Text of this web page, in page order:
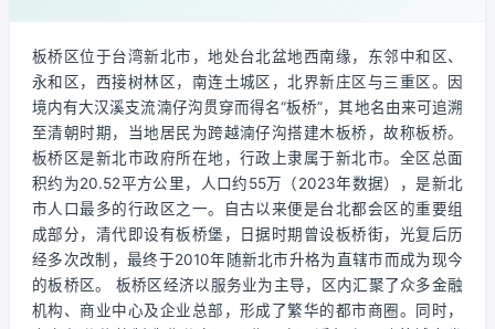
板桥区位于台湾新北市，地处台北盆地西南缘，东邻中和区、
永和区，西接树林区，南连土城区，北界新庄区与三重区。因
境内有大汉溪支流湳仔沟贯穿而得名“板桥”，其地名由来可追溯
至清朝时期，当地居民为跨越湳仔沟搭建木板桥，故称板桥。
板桥区是新北市政府所在地，行政上隶属于新北市。全区总面
积约为20.52平方公里，人口约55万（2023年数据），是新北
市人口最多的行政区之一。自古以来便是台北都会区的重要组
成部分，清代即设有板桥堡，日据时期曾设板桥街，光复后历
经多次改制，最终于2010年随新北市升格为直辖市而成为现今
的板桥区。 板桥区经济以服务业为主导，区内汇聚了众多金融
机构、商业中心及企业总部，形成了繁华的都市商圈。同时，